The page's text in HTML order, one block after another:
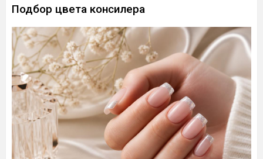
Подбор цвета консилера